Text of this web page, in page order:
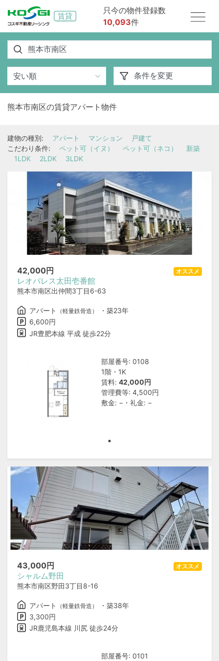
只今の物件登録数
10,093件
熊本市南区の賃貸アパート物件
建物の種別: アパート マンション
戸建て
こだわり条件:
ペット可（イヌ） ペット可（ネコ）
新築
1LDK
2LDK 3LDK
42,000円
レオパレス太田壱番館
熊本市南区出仲間3丁目6-63
オススメ
アパート （軽量鉄骨造）
・築23年
6,600円
JR豊肥本線 平成 徒歩22分
部屋番号: 0108
1階・1K
賃料: 42,000円
管理費等: 4,500円
敷金: −・礼金: −
43,000円
シャルム野田
熊本市南区野田3丁目8-16
オススメ
アパート （軽量鉄骨造）
・築38年
3,300円
JR鹿児島本線 川尻 徒歩24分
部屋番号: 0101